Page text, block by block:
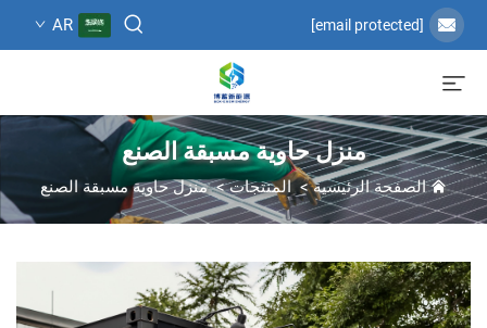
[email protected]
AR
منزل حاوية مسبقة الصنع
الصفحة الرئيسية>المنتجات>منزل حاوية مسبقة الصنع